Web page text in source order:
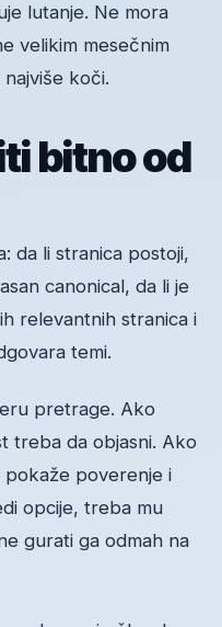
lutanje. Ne mora
velikim mesečnim
koči.
bitno od
da li stranica postoji,
canonical, da li je
relevantnih stranica i
temi.
pretrage. Ako
treba da objasni. Ako
pokaže poverenje i
opcije, treba mu
gurati ga odmah na